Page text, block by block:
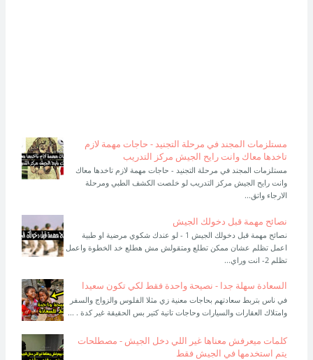
مستلزمات المجند في مرحلة التجنيد - حاجات مهمة لازم
تاخدها معاك وانت رايح الجيش مركز التدريب
مستلزمات المجند في مرحلة التجنيد - حاجات مهمة لازم تاخدها معاك
وانت رايح الجيش مركز التدريب لو خلصت الكشف الطبي ومرحلة
الارجاء واتق...
نصائح مهمة قبل دخولك الجيش
نصائح مهمة قبل دخولك الجيش 1 - لو عندك شكوي مرضية او طبية
اعمل تظلم عشان ممكن تطلع ومتقولش مش هطلع خد الخطوة واعمل
تظلم 2- انت وراي...
السعادة سهلة جدا - نصيحة واحدة فقط لكي تكون سعيدا
في ناس بتربط سعادتهم بحاجات معنية زي مثلا الفلوس والزواج والسفر
وامتلاك العقارات والسيارات وحاجات تانية كتير بس الحقيقة غير كدة . ...
كلمات ميعرفش معناها غير اللي دخل الجيش - مصطلحات
يتم استخدمها في الجيش فقط